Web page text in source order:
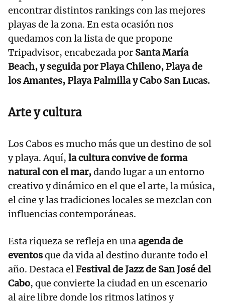
encontrar distintos rankings con las mejores
playas de la zona. En esta ocasión nos
quedamos con la lista de que propone
Tripadvisor, encabezada por Santa María
Beach, y seguida por Playa Chileno, Playa de
los Amantes, Playa Palmilla y Cabo San Lucas.
Arte y cultura
Los Cabos es mucho más que un destino de sol
y playa. Aquí, la cultura convive de forma
natural con el mar,dando lugar a un entorno
creativo y dinámico en el que el arte, la música,
el cine y las tradiciones locales se mezclan con
influencias contemporáneas.
Esta riqueza se refleja en unaagenda de
eventosque da vida al destino durante todo el
año. Destaca elFestival de Jazz de San José del
Cabo, que convierte la ciudad en un escenario
al aire libre donde los ritmos latinos y